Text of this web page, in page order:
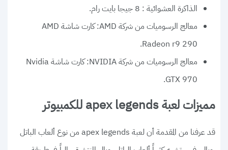
الذاكرة العشوائية : 8 جيجا بايت رام.
معالج الرسوميات من شركة AMD: كارت شاشة AMD
Radeon r9 290.
معالج الرسوميات من شركة NVIDIA: كارت شاشة Nvidia
GTX 970.
مميزات لعبة apex legends للكمبيوتر
قد عرفنا من المقدمة أن لعبة apex legends من نوع ألعاب الباتل